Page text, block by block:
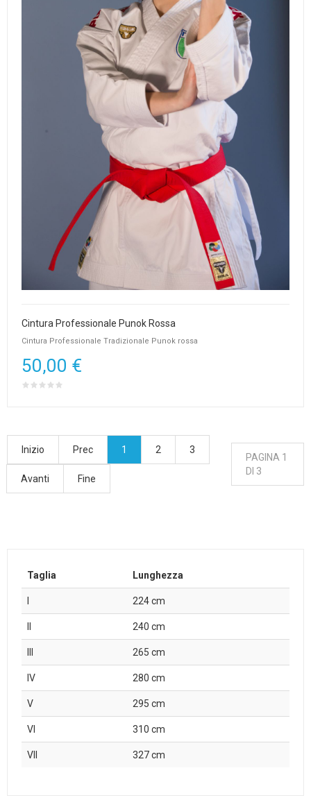
Cintura Professionale Punok Rossa
Cintura Professionale Tradizionale Punok rossa
50,00 €
Inizio Prec 1 2 3
Avanti Fine
PAGINA 1
DI 3
Taglia Lunghezza
224 cm
240 cm
265 cm
IV 280 cm
V 295 cm
VI 310 cm
VII 327 cm